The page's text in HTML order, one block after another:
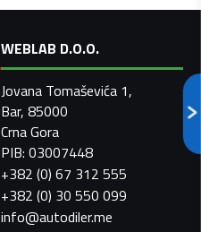
WEBLAB D.O.O.
Jovana Tomaševića 1,
Bar, 85000
Crna Gora
PIB: 03007448
+382 (0) 67 312 555
+382 (0) 30 550 099
info@autodiler.me